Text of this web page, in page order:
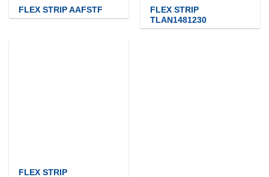
FLEX STRIP AAFSTF
FLEX STRIP
TLAN1481230
FLEX STRIP